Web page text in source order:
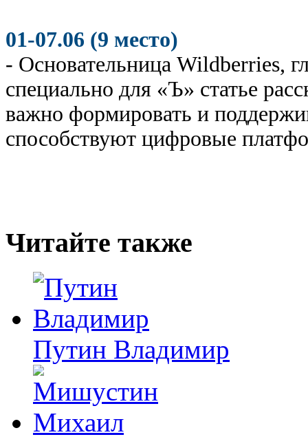
01-07.06 (9 место)
- Основательница Wildberries,
специально для «Ъ» статье
важно формировать и
способствуют цифровые
Читайте также
Путин Владимир